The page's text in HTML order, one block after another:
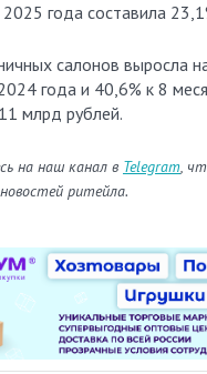
года составила
салонов выросла
года и 40,6% к 8
млрд рублей.
на наш канал в Telegram,
ритейла.